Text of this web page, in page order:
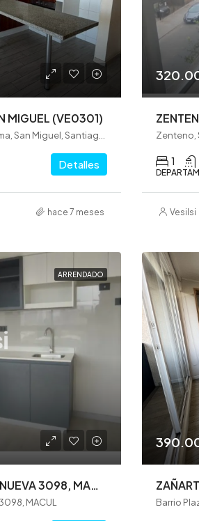
MIGUEL (VE0301)
Detalles
hace 7 meses
1
Vesilsi
ARRENDADO
MONSEÑOR CARLOS CASANUEVA 3098, MACUL (VE0298)
MACUL